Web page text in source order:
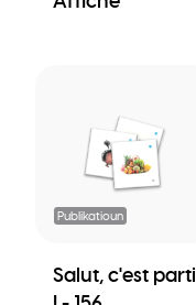
Publikatioun
Salut, c'est parti